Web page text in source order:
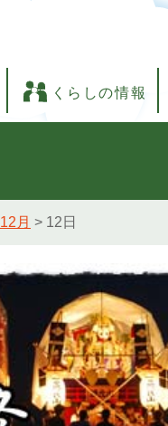
くらしの情報
12月 > 12日